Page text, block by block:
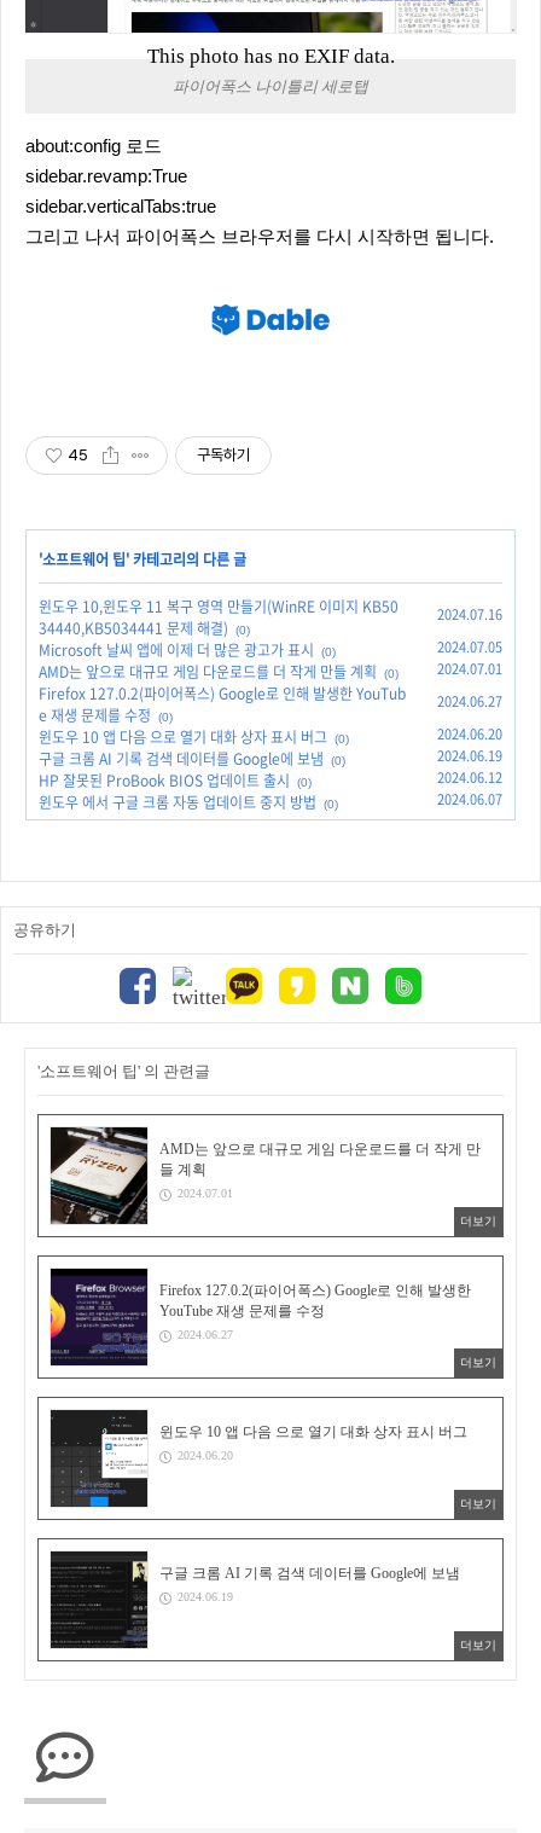
This photo has no EXIF data.
파이어폭스 나이틀리 세로탭
about:config 로드
sidebar.revamp:True
sidebar.verticalTabs:true
그리고 나서 파이어폭스 브라우저를 다시 시작하면 됩니다.
45 구독하기
'소프트웨어 팁' 카테고리의 다른 글
윈도우 10,윈도우 11 복구 영역 만들기(WinRE 이미지 KB50
34440,KB5034441 문제 해결)
(0)
2024.07.16
Microsoft 날씨 앱에 이제 더 많은 광고가 표시 (0) 2024.07.05
AMD는 앞으로 대규모 게임 다운로드를 더 작게 만들 계획 (0) 2024.07.01
Firefox 127.0.2(파이어폭스) Google로 인해 발생한 YouTub
e 재생 문제를 수정
(0)
2024.06.27
윈도우 10 앱 다음 으로 열기 대화 상자 표시 버그 (0) 2024.06.20
구글 크롬 AI 기록 검색 데이터를 Google에 보냄 (0) 2024.06.19
HP 잘못된 ProBook BIOS 업데이트 출시 (0) 2024.06.12
윈도우 에서 구글 크롬 자동 업데이트 중지 방법 (0) 2024.06.07
공유하기
'소프트웨어 팁' 의 관련글
AMD는 앞으로 대규모 게임 다운로드를 더 작게 만
들 계획
2024.07.01
더보기
Firefox 127.0.2(파이어폭스) Google로 인해 발생한
YouTube 재생 문제를 수정
2024.06.27
더보기
윈도우 10 앱 다음 으로 열기 대화 상자 표시 버그
2024.06.20
더보기
구글 크롬 AI 기록 검색 데이터를 Google에 보냄
2024.06.19
더보기